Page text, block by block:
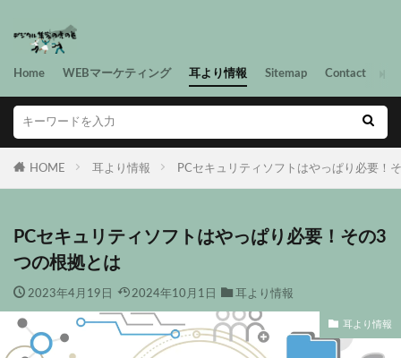
Home WEBマーケティング 耳より情報 Sitemap Contact
HOME 耳より情報 PCセキュリティソフトはやっぱり必要！
PCセキュリティソフトはやっぱり必要！その3
つの根拠とは
2023年4月19日 2024年10月1日 耳より情報
耳より情報